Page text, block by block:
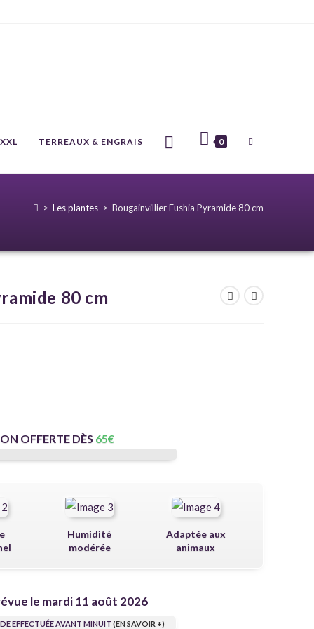
TERREAUX & ENGRAIS 0
> Les plantes > Bougainvillier Fushia Pyramide 80 cm
80 cm
OFFERTE DÈS 65€
Humidité
modérée
Adaptée aux
animaux
le mardi 11 août 2026
EFFECTUÉE AVANT MINUIT (EN SAVOIR +)